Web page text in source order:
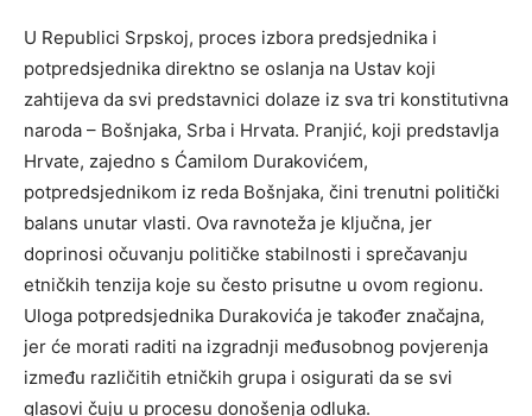
U Republici Srpskoj, proces izbora predsjednika i
potpredsjednika direktno se oslanja na Ustav koji
zahtijeva da svi predstavnici dolaze iz sva tri konstitutivna
naroda – Bošnjaka, Srba i Hrvata. Pranjić, koji predstavlja
Hrvate, zajedno s Ćamilom Durakovićem,
potpredsjednikom iz reda Bošnjaka, čini trenutni politički
balans unutar vlasti. Ova ravnoteža je ključna, jer
doprinosi očuvanju političke stabilnosti i sprečavanju
etničkih tenzija koje su često prisutne u ovom regionu.
Uloga potpredsjednika Durakovića je također značajna,
jer će morati raditi na izgradnji međusobnog povjerenja
između različitih etničkih grupa i osigurati da se svi
glasovi čuju u procesu donošenja odluka.